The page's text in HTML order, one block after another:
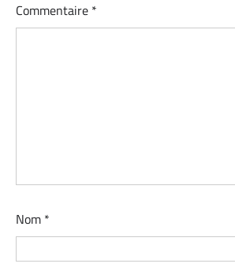
Commentaire *
Nom *